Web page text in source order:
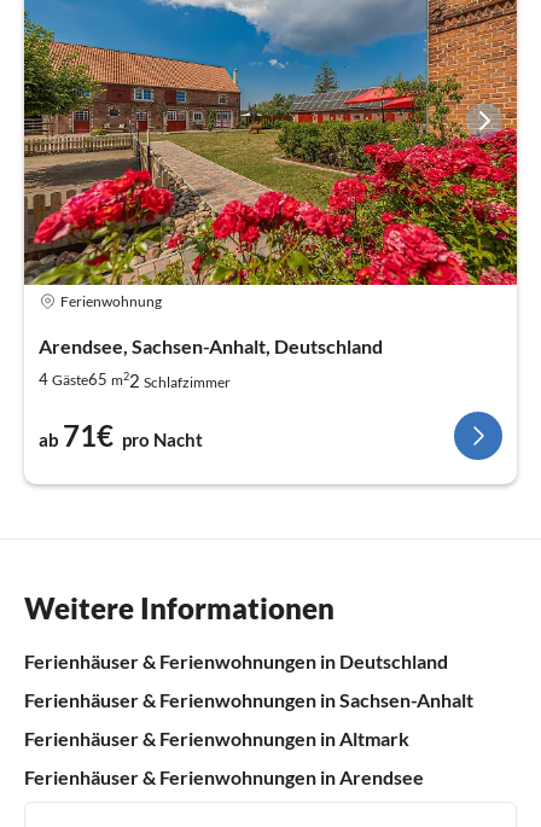
Ferienwohnung
Arendsee, Sachsen-Anhalt, Deutschland
4 Gäste65 m22 Schlafzimmer
ab 71€ pro Nacht
Weitere Informationen
Ferienhäuser & Ferienwohnungen in Deutschland
Ferienhäuser & Ferienwohnungen in Sachsen-Anhalt
Ferienhäuser & Ferienwohnungen in Altmark
Ferienhäuser & Ferienwohnungen in Arendsee